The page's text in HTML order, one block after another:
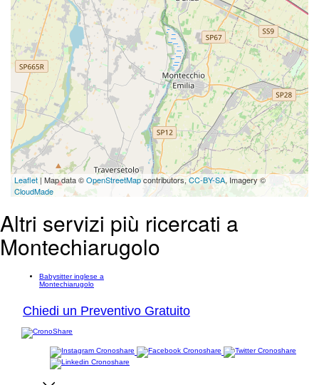
Leaflet | Map data ©OpenStreetMapcontributors,CC-BY-SA, Imagery ©
CloudMade
Altri servizi più ricercati a
Montechiarugolo
Babysitter inglese a
Montechiarugolo
Chiedi un Preventivo Gratuito